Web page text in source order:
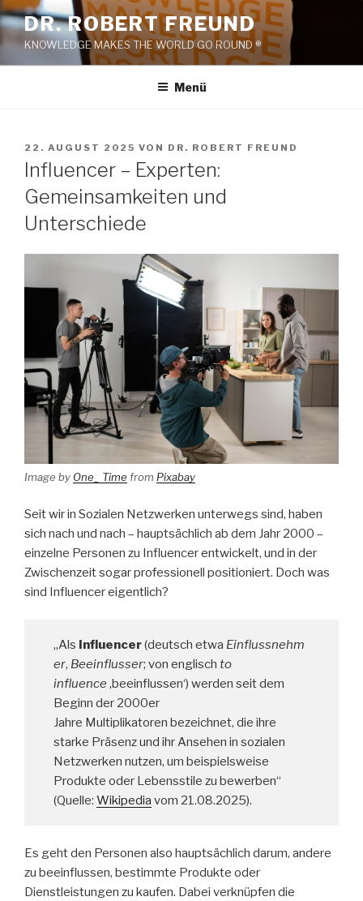
Zum
Inhalt
springen
DR. ROBERT FREUND
KNOWLEDGE MAKES THE WORLD GO ROUND ®
Menü
VERÖFFENTLICHT
AM
22. AUGUST 2025 VON DR. ROBERT FREUND
Influencer – Experten:
Gemeinsamkeiten und
Unterschiede
Image by One_ Time from Pixabay
Seit wir in Sozialen Netzwerken unterwegs sind, haben
sich nach und nach – hauptsächlich ab dem Jahr 2000 –
einzelne Personen zu Influencer entwickelt, und in der
Zwischenzeit sogar professionell positioniert. Doch was
sind Influencer eigentlich?
„Als Influencer(deutsch etwa Einflussnehm
er, Beeinflusser; von englisch to
influence ‚beeinflussen‘) werden seit dem
Beginn der 2000er
Jahre Multiplikatoren bezeichnet, die ihre
starke Präsenz und ihr Ansehen in sozialen
Netzwerken nutzen, um beispielsweise
Produkte oder Lebensstile zu bewerben“
(Quelle: Wikipedia vom 21.08.2025).
Es geht den Personen also hauptsächlich darum, andere
zu beeinflussen, bestimmte Produkte oder
Dienstleistungen zu kaufen. Dabei verknüpfen die